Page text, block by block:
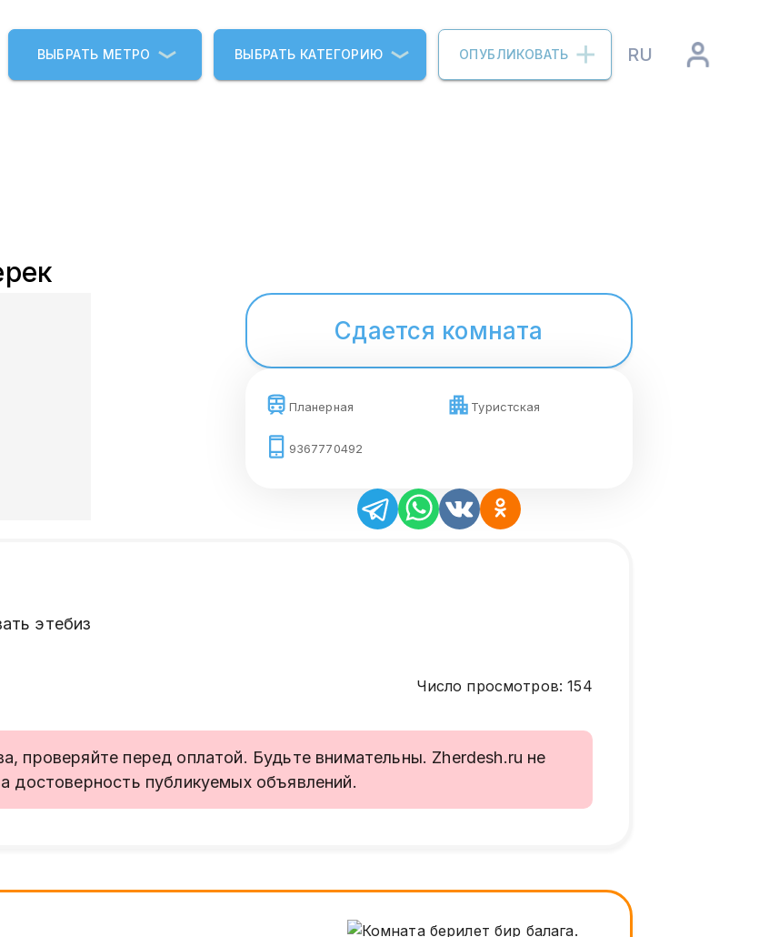
ВЫБРАТЬ МЕТРО ВЫБРАТЬ КАТЕГОРИЮ ОПУБЛИКОВАТЬ RU
Сдается комната
Планерная Туристская
9367770492
этебиз
Число просмотров:154
проверяйте перед оплатой. Будьте внимательны. Zherdesh.ru не
достоверность публикуемых объявлений.